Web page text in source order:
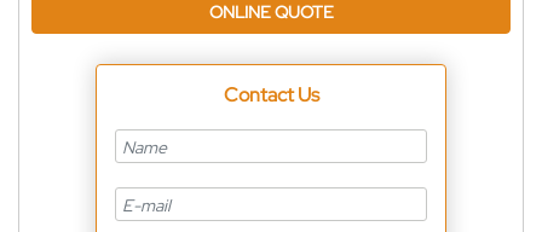
ONLINE QUOTE
Contact Us